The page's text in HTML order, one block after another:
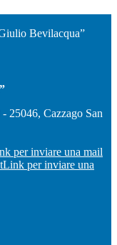
Bevilacqua”
25046, Cazzago San
per inviare una mail
Link per inviare una